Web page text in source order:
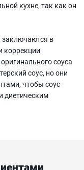
кухне, так как он
заключаются в
коррекции
соуса
соус, но они
чтобы соус
диетическим